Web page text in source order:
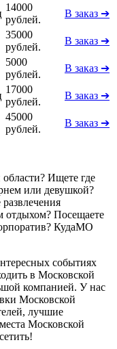
14000
рублей.
В заказ ➔
35000
рублей.
В заказ ➔
5000
рублей.
В заказ ➔
17000
рублей.
В заказ ➔
45000
рублей.
В заказ ➔
Ищете где
или девушкой?
отдыхом? Посещаете
КудаМО
событиях
в Московской
компанией. У нас
Московской
лучшие
Московской